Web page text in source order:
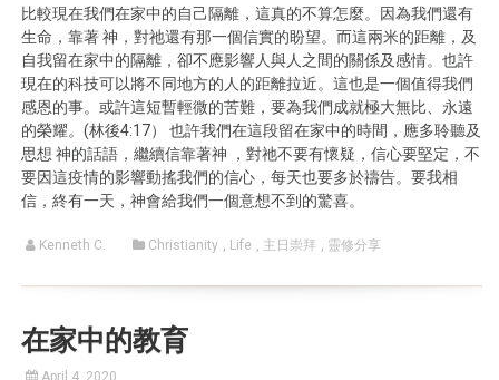
比較現在我們在家中的自己隔離，這真的不算怎麼。因為我們還有
生命，靠著 神，對祂還有那一個信實的盼望。而這兩米的距離，及
自我留在家中的隔離，卻不應影響人與人之間的關係及感情。也許
現在的科技可以將不同地方的人的距離拉近。這也是一個值得我們
感恩的事。或許這短暫輕微的苦難，要為我們成就極大無比、永遠
的榮耀。(林後4:17） 也許我們在這段留在家中的時間，應多聆聽及
思想 神的話語，繼續信靠著神 ，對祂不要有懷疑，信心要堅定，不
要因這疫情的影響動搖我們的信心，每天也要多於禱告。要我相
信，終有一天，神會給我們一個意想不到的驚喜。
Kenneth C. Christianity Life 主日崇拜 靈修分享
在家中的教育
April 4, 2020